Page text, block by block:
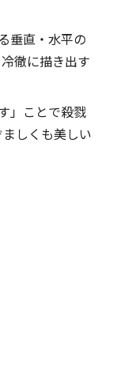
垂直・水平の
徹に描き出す
」ことで殺戮
しくも美しい